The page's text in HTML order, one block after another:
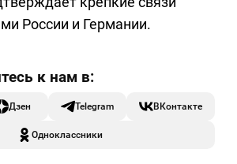
России и Германии.
Дзен Telegram ВКонтакте
Одноклассники